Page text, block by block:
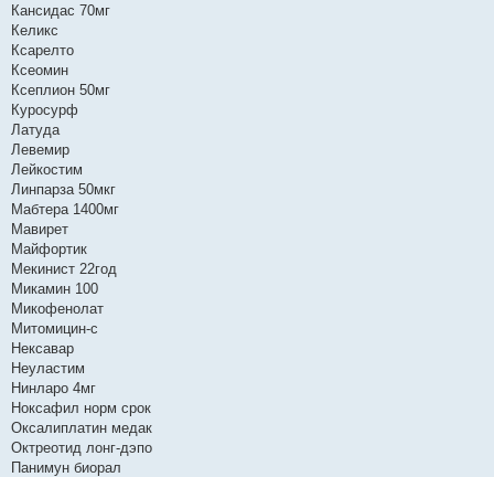
Кансидас 70мг
Келикс
Ксарелто
Ксеомин
Ксеплион 50мг
Куросурф
Латуда
Левемир
Лейкостим
Линпарза 50мкг
Мабтера 1400мг
Мавирет
Майфортик
Мекинист 22год
Микамин 100
Микофенолат
Митомицин-с
Нексавар
Неуластим
Нинларо 4мг
Ноксафил норм срок
Оксалиплатин медак
Октреотид лонг-дэпо
Панимун биорал